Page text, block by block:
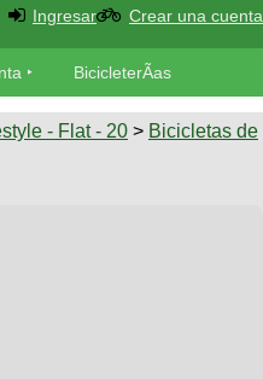
Ingresar Crear una cuenta
BicicleterÃ­as
- Flat - 20 > Bicicletas de